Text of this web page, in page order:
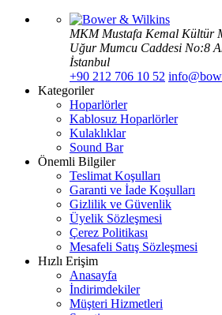
MKM Mustafa Kemal Kültür
Uğur Mumcu Caddesi No:8
İstanbul
+90 212 706 10 52
Kategoriler
Hoparlörler
Kablosuz Hoparlörler
Kulaklıklar
Sound Bar
Önemli Bilgiler
Teslimat Koşulları
Garanti ve İade Koşulları
Gizlilik ve Güvenlik
Üyelik Sözleşmesi
Çerez Politikası
Mesafeli Satış Sözleşmesi
Hızlı Erişim
Anasayfa
İndirimdekiler
Müşteri Hizmetleri